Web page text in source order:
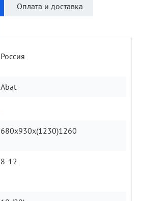
Оплата и доставка
Россия
Abat
680х930х(1230)1260
8-12